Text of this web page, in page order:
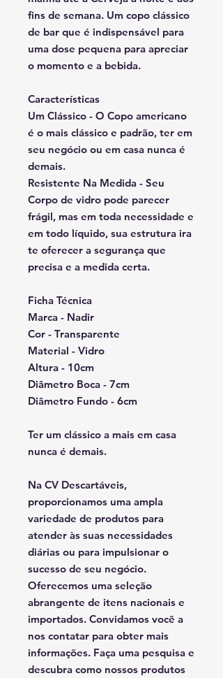
fins de semana. Um copo clássico
de bar que é indispensável para
uma dose pequena para apreciar
o momento e a bebida.
Características
Um Clássico - O Copo americano
é o mais clássico e padrão, ter em
seu negócio ou em casa nunca é
demais.
Resistente Na Medida - Seu
Corpo de vidro pode parecer
frágil, mas em toda necessidade e
em todo líquido, sua estrutura ira
te oferecer a segurança que
precisa e a medida certa.
Ficha Técnica
Marca - Nadir
Cor - Transparente
Material - Vidro
Altura - 10cm
Diâmetro Boca - 7cm
Diâmetro Fundo - 6cm
Ter um clássico a mais em casa
nunca é demais.
Na CV Descartáveis,
proporcionamos uma ampla
variedade de produtos para
atender às suas necessidades
diárias ou para impulsionar o
sucesso de seu negócio.
Oferecemos uma seleção
abrangente de itens nacionais e
importados. Convidamos você a
nos contatar para obter mais
informações. Faça uma pesquisa e
descubra como nossos produtos